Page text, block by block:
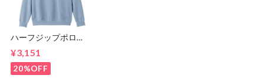
ハーフジップポロ衿
¥3,151
20%OFF